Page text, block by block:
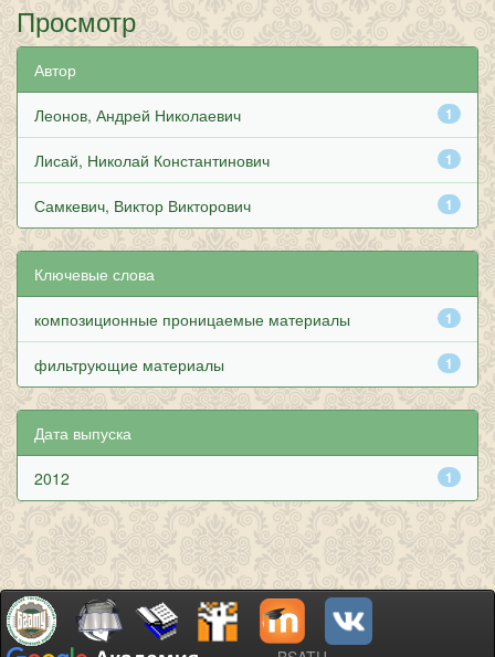
Просмотр
Автор
1
Леонов, Андрей Николаевич
1
Лисай, Николай Константинович
1
Самкевич, Виктор Викторович
Ключевые слова
1
композиционные проницаемые материалы
1
фильтрующие материалы
Дата выпуска
1
2012